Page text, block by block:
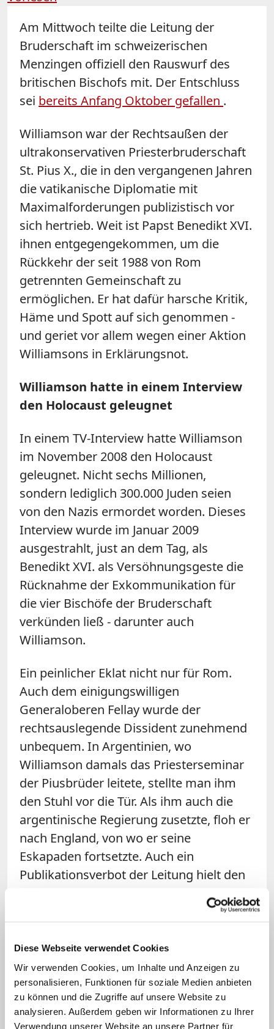
Diese Webseite verwendet Cookies
Wir verwenden Cookies, um Inhalte und Anzeigen zu
personalisieren, Funktionen für soziale Medien anbieten
zu können und die Zugriffe auf unsere Website zu
analysieren. Außerdem geben wir Informationen zu Ihrer
Verwendung unserer Website an unsere Partner für
Am Mittwoch teilte die Leitung der
Bruderschaft im schweizerischen
Menzingen offiziell den Rauswurf des
britischen Bischofs mit. Der Entschluss
sei bereits Anfang Oktober gefallen .
Williamson war der Rechtsaußen der
ultrakonservativen Priesterbruderschaft
St. Pius X., die in den vergangenen Jahren
die vatikanische Diplomatie mit
Maximalforderungen publizistisch vor
sich hertrieb. Weit ist Papst Benedikt XVI.
ihnen entgegengekommen, um die
Rückkehr der seit 1988 von Rom
getrennten Gemeinschaft zu
ermöglichen. Er hat dafür harsche Kritik,
Häme und Spott auf sich genommen -
und geriet vor allem wegen einer Aktion
Williamsons in Erklärungsnot.
Williamson hatte in einem Interview
den Holocaust geleugnet
In einem TV-Interview hatte Williamson
im November 2008 den Holocaust
geleugnet. Nicht sechs Millionen,
sondern lediglich 300.000 Juden seien
von den Nazis ermordet worden. Dieses
Interview wurde im Januar 2009
ausgestrahlt, just an dem Tag, als
Benedikt XVI. als Versöhnungsgeste die
Rücknahme der Exkommunikation für
die vier Bischöfe der Bruderschaft
verkünden ließ - darunter auch
Williamson.
Ein peinlicher Eklat nicht nur für Rom.
Auch dem einigungswilligen
Generaloberen Fellay wurde der
rechtsauslegende Dissident zunehmend
unbequem. In Argentinien, wo
Williamson damals das Priesterseminar
der Piusbrüder leitete, stellte man ihm
den Stuhl vor die Tür. Als ihm auch die
argentinische Regierung zusetzte, floh er
nach England, von wo er seine
Eskapaden fortsetzte. Auch ein
Publikationsverbot der Leitung hielt den
heute 72-Jährigen nicht davon ab, das
zwischen Rom und Econe vereinbarte
Einigungsbemühungen zu sabotieren.
Interne Dokumente tauchten im Internet
auf; die Meinungsverschiedenheiten
zwischen dem Oberen und den drei